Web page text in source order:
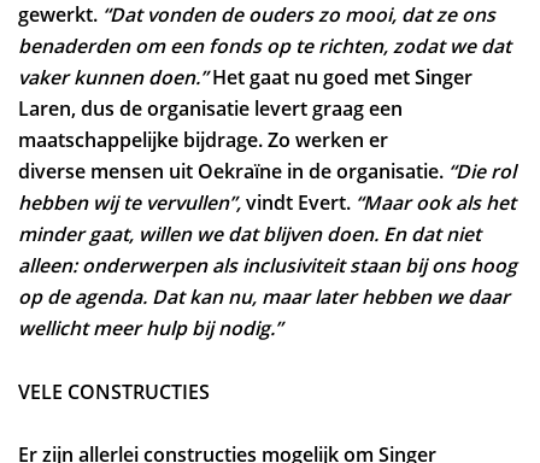
gewerkt. “Dat vonden de ouders zo mooi, dat ze ons
benaderden om een fonds op te richten, zodat we dat
vaker kunnen doen.”Het gaat nu goed met Singer
Laren, dus de organisatie levert graag een
maatschappelijke bijdrage. Zo werken er
diverse mensen uit Oekraïne in de organisatie. “Die rol
hebben wij te vervullen”,vindt Evert. “Maar ook als het
minder gaat, willen we dat blijven doen. En dat niet
alleen: onderwerpen als inclusiviteit staan bij ons hoog
op de agenda. Dat kan nu, maar later hebben we daar
wellicht meer hulp bij nodig.”
VELE CONSTRUCTIES
Er zijn allerlei constructies mogelijk om Singer